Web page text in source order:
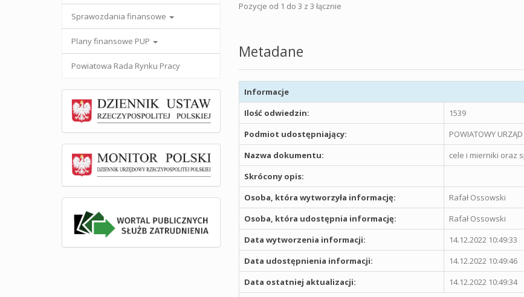
Sprawozdania finansowe
Plany finansowe PUP
Powiatowa Rada Rynku Pracy
Pozycje od 1 do 3 z 3 łącznie
Metadane
Informacje
Ilość odwiedzin:
1539
Podmiot udostępniający:
POWIATOWY
Nazwa dokumentu:
cele i mierniki oraz
Skrócony opis:
Osoba, która wytworzyła informację:
Rafał Ossowski
Osoba, która udostępnia informację:
Rafał Ossowski
Data wytworzenia informacji:
14.12.2022 10:49:33
Data udostępnienia informacji:
14.12.2022 10:49:46
Data ostatniej aktualizacji:
14.12.2022 10:49:34